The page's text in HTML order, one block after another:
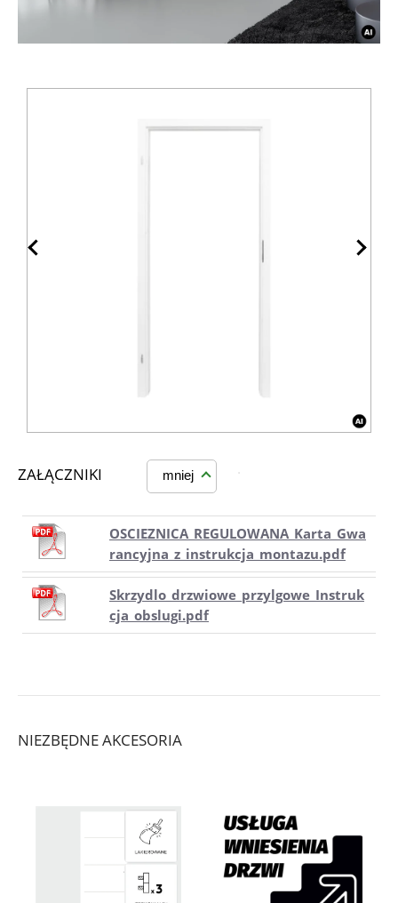
ZAŁĄCZNIKI mniej
OSCIEZNICA_REGULOWANA_Karta_Gwa
rancyjna_z_instrukcja_montazu.pdf
Skrzydlo_drzwiowe_przylgowe_Instruk
cja_obslugi.pdf
NIEZBĘDNE AKCESORIA